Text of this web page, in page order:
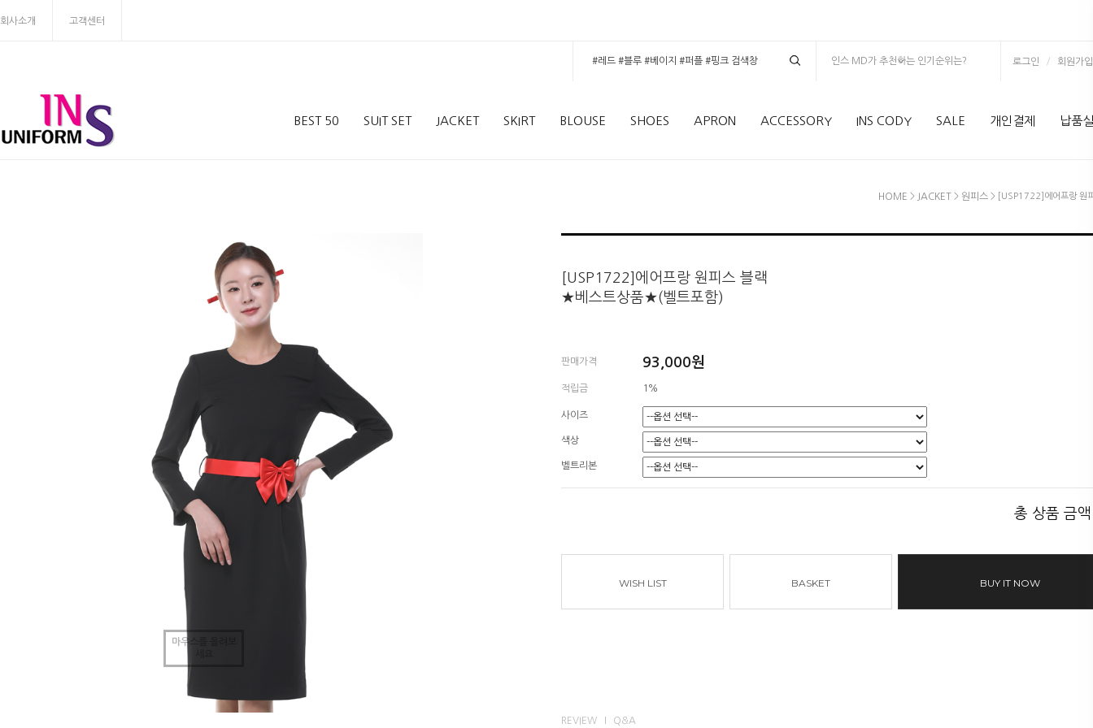
회사소개 고객센터
인스 MD가 추천하는 인기순위는? 로그인 / 회원가입
BEST 50 SUIT SET JACKET SKIRT BLOUSE SHOES APRON ACCESSORY INS CODY SALE 개인결제 납품
HOME > JACKET > 원피스 > [USP1722]에어프랑 원
마우스를 올려보
[USP1722]에어프랑 원피스 블랙
★베스트상품★(벨트포함)
판매가격 93,000원
적립금 1%
사이즈
색상
벨트리본
총 상품 금액
WISH LIST BASKET BUY IT NOW
REVIEW Q&A